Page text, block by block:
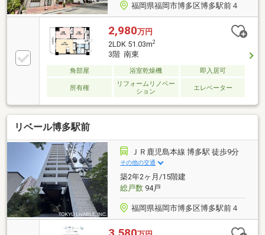
福岡県福岡市博多区博多駅前４
2,980万円
2LDK 51.03m2
3階 南東
角部屋 浴室乾燥機 即入居可
所有権
リフォームリノベー
ション
エレベーター
リベール博多駅前
ＪＲ鹿児島本線 博多駅 徒歩9分
その他の交通
築2年2ヶ月/15階建
総戸数94戸
福岡県福岡市博多区博多駅前４